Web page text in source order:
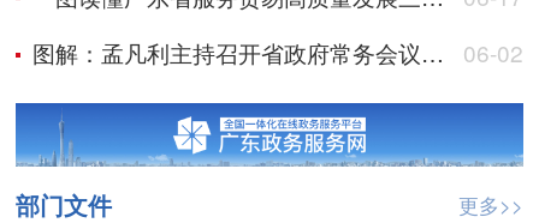
图解：孟凡利主持召开省政府常务会议强调 以更大力度更实举措全力做好上半年经济工作
06-02
部门文件 更多>>